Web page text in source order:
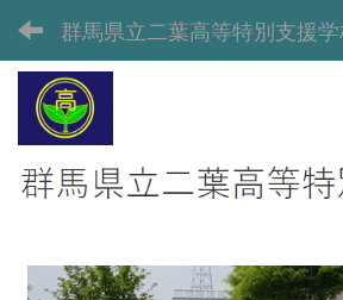
群馬県立二葉高等特別支援